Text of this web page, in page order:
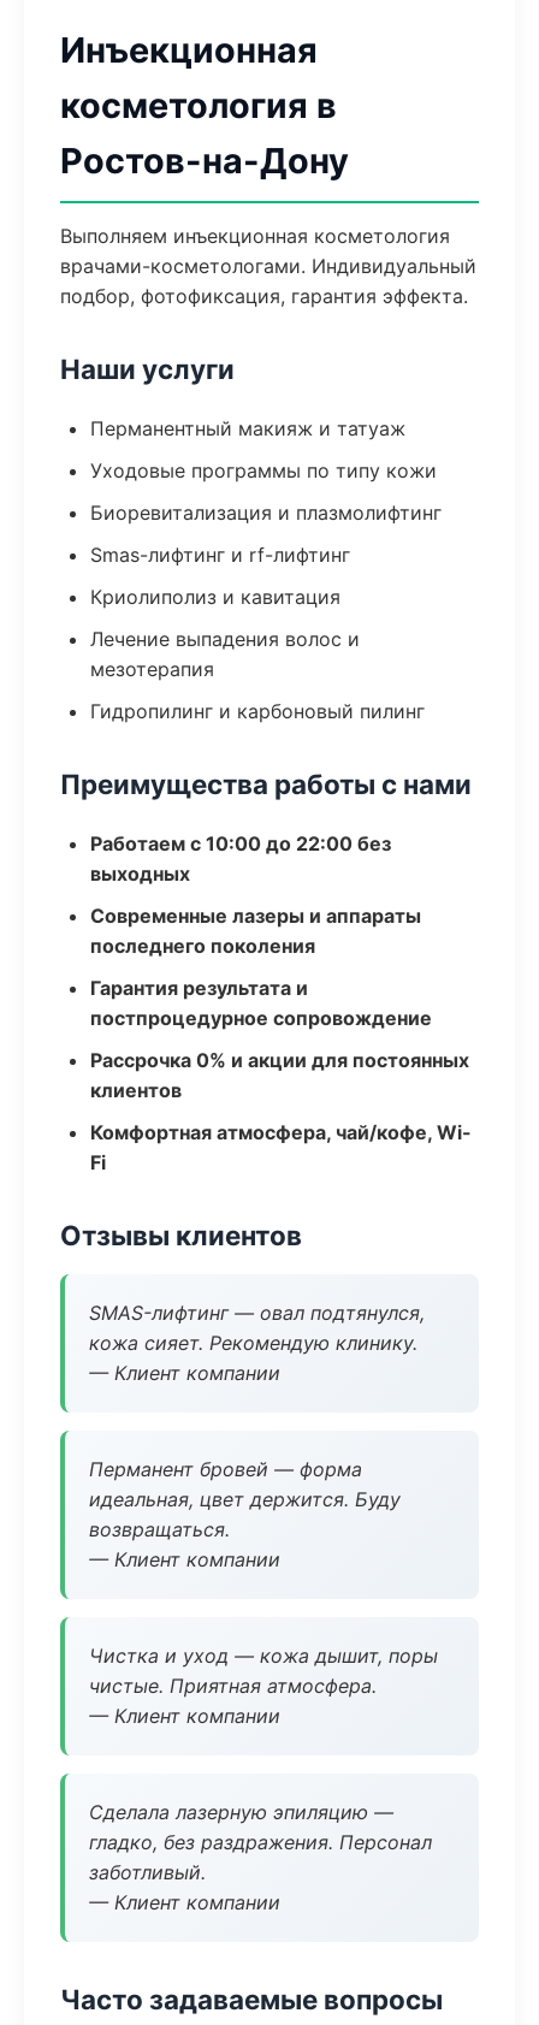
Инъекционная
косметология в
Ростов-на-Дону
Выполняем инъекционная косметология
врачами-косметологами. Индивидуальный
подбор, фотофиксация, гарантия эффекта.
Наши услуги
Перманентный макияж и татуаж
Уходовые программы по типу кожи
Биоревитализация и плазмолифтинг
Smas-лифтинг и rf-лифтинг
Криолиполиз и кавитация
Лечение выпадения волос и
мезотерапия
Гидропилинг и карбоновый пилинг
Преимущества работы с нами
Работаем с 10:00 до 22:00 без
выходных
Современные лазеры и аппараты
последнего поколения
Гарантия результата и
постпроцедурное сопровождение
Рассрочка 0% и акции для постоянных
клиентов
Комфортная атмосфера, чай/кофе, Wi-
Fi
Отзывы клиентов
SMAS-лифтинг — овал подтянулся,
кожа сияет. Рекомендую клинику.
— Клиент компании
Перманент бровей — форма
идеальная, цвет держится. Буду
возвращаться.
— Клиент компании
Чистка и уход — кожа дышит, поры
чистые. Приятная атмосфера.
— Клиент компании
Сделала лазерную эпиляцию —
гладко, без раздражения. Персонал
заботливый.
— Клиент компании
Часто задаваемые вопросы